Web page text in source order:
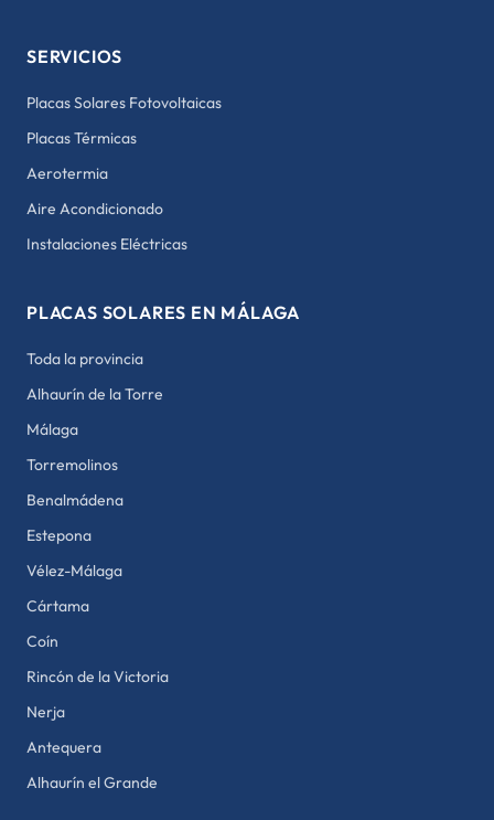
SERVICIOS
Placas Solares Fotovoltaicas
Placas Térmicas
Aerotermia
Aire Acondicionado
Instalaciones Eléctricas
PLACAS SOLARES EN MÁLAGA
Toda la provincia
Alhaurín de la Torre
Málaga
Torremolinos
Benalmádena
Estepona
Vélez-Málaga
Cártama
Coín
Rincón de la Victoria
Nerja
Antequera
Alhaurín el Grande